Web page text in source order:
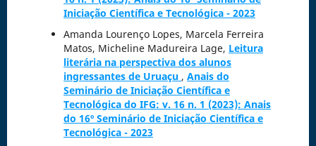
Iniciação Científica e Tecnológica - 2023
Amanda Lourenço Lopes, Marcela Ferreira
Matos, Micheline Madureira Lage, Leitura
literária na perspectiva dos alunos
ingressantes de Uruaçu , Anais do
Seminário de Iniciação Científica e
Tecnológica do IFG: v. 16 n. 1 (2023): Anais
do 16º Seminário de Iniciação Científica e
Tecnológica - 2023